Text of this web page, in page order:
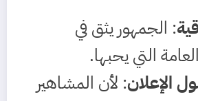
: الجمهور يثق في
التي يحبها.
الإعلان: لأن المشاهير